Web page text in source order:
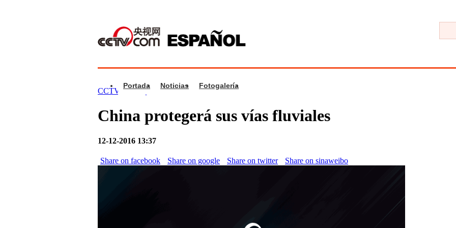
Portada Noticias Fotogalería
CCTV.com Español>Vídeos >China
China protegerá sus vías fluviales
12-12-2016 13:37
Share on facebook Share on google Share on twitter Share on sinaweibo